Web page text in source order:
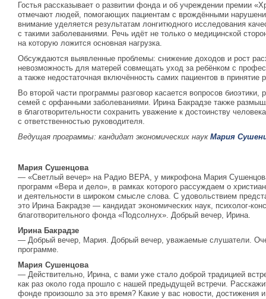
Гостья рассказывает о развитии фонда и об учреждении премии
отмечают людей, помогающих пациентам с врождёнными
внимание уделяется результатам лонгитюдного исследования
с такими заболеваниями. Речь идёт не только о медицинской
на которую ложится основная нагрузка.
Обсуждаются выявленные проблемы: снижение доходов и рост
невозможность для матерей совмещать уход за ребёнком с
а также недостаточная включённость самих пациентов в принятие
Во второй части программы разговор касается вопросов биоэтики,
семей с орфанными заболеваниями. Ирина Бакрадзе также
в благотворительности сохранить уважение к достоинству
с ответственностью руководителя.
Ведущая программы: кандидат экономических наук Мария
Мария Сушенцова
— «Светлый вечер» на Радио ВЕРА, у микрофона Мария
программ «Вера и дело», в рамках которого рассуждаем о
и деятельности в широком смысле слова. С удовольствием
это Ирина Бакрадзе — кандидат экономических наук, психолог-
благотворительного фонда «Подсолнух». Добрый вечер, Ирина.
Ирина Бакрадзе
— Добрый вечер, Мария. Добрый вечер, уважаемые слушатели.
программе.
Мария Сушенцова
— Действительно, Ирина, с вами уже стало доброй традицией
как раз около года прошло с нашей предыдущей встречи.
фонде произошло за это время? Какие у вас новости, достижения